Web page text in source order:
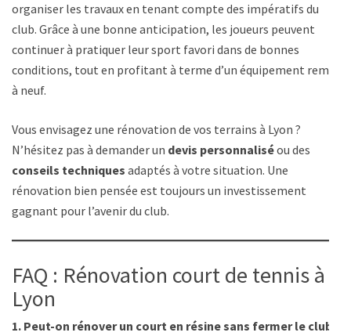
organiser les travaux en tenant compte des impératifs du
club. Grâce à une bonne anticipation, les joueurs peuvent
continuer à pratiquer leur sport favori dans de bonnes
conditions, tout en profitant à terme d’un équipement remis
à neuf.
Vous envisagez une rénovation de vos terrains à Lyon ?
N’hésitez pas à demander un devis personnaliséou des
conseils techniques adaptés à votre situation. Une
rénovation bien pensée est toujours un investissement
gagnant pour l’avenir du club.
FAQ : Rénovation court de tennis à
Lyon
1. Peut-on rénover un court en résine sans fermer le club